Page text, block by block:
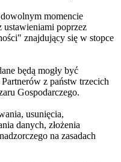
momencie
poprzez
znajdujący się w stopce
będą mogły być
z państw trzecich
Gospodarczego.
usunięcia,
danych, złożenia
na zasadach